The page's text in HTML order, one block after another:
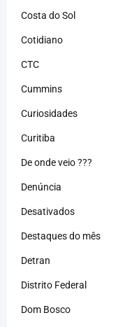
Costa do Sol
Cotidiano
CTC
Cummins
Curiosidades
Curitiba
De onde veio ???
Denúncia
Desativados
Destaques do mês
Detran
Distrito Federal
Dom Bosco